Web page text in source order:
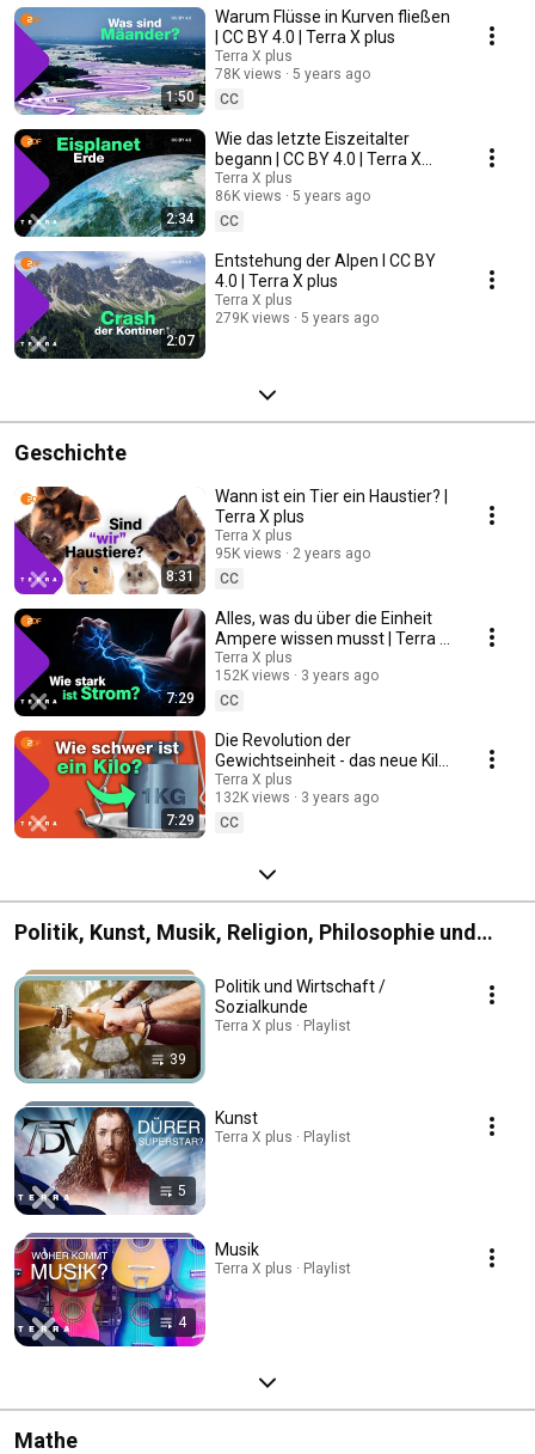
X-CC-Angebot wird Woche für Woche um Videos ergänzt, die aus den
Sendungen "Terra X" sowie wie "Leschs Kosmos", "ZDFHistory" und den
3sat-Formaten "nano" und "Wissenhoch2" generiert werden.
1:50
Warum Flüsse in Kurven fließen
| CC BY 4.0 | Terra X plus
Terra X plus
78K views
5 years ago
CC
2:34
Wie das letzte Eiszeitalter
begann | CC BY 4.0 | Terra X
plus
Terra X plus
86K views
5 years ago
CC
2:07
Entstehung der Alpen I CC BY
4.0 | Terra X plus
Terra X plus
279K views
5 years ago
Geschichte
8:31
Wann ist ein Tier ein Haustier? |
Terra X plus
Terra X plus
95K views
2 years ago
CC
7:29
Alles, was du über die Einheit
Ampere wissen musst | Terra X
plus
Terra X plus
152K views
3 years ago
CC
7:29
Die Revolution der
Gewichtseinheit - das neue Kilo!
| Terra X plus
Terra X plus
132K views
3 years ago
CC
Politik, Kunst, Musik, Religion, Philosophie und
39
Politik und Wirtschaft /
Sozialkunde
Terra X plus · Playlist
5
Kunst
Terra X plus · Playlist
4
Musik
Terra X plus · Playlist
Mathe